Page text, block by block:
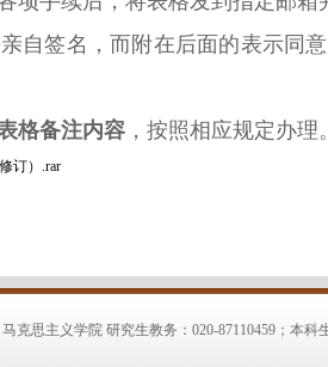
自签名，而附在后面的表示同意
格备注内容 ，按照相应规定办理。
订）.rar
克思主义学院 研究生教务：020-87110459；本科